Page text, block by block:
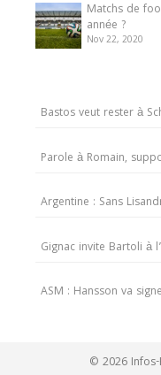
Matchs de
année ?
Nov 22, 2020
Bastos veut rester à
Parole à Romain,
Argentine : Sans
Gignac invite Bartoli à
ASM : Hansson va
© 2026 Infos-